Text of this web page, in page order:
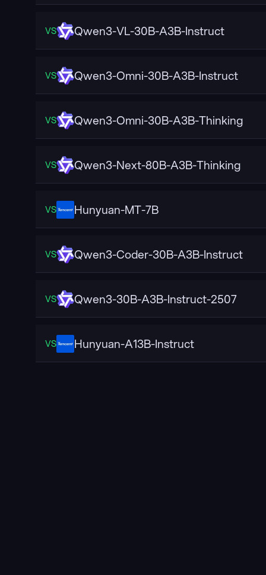
VS Qwen3-VL-30B-A3B-Instruct
VS Qwen3-Omni-30B-A3B-Instruct
VS Qwen3-Omni-30B-A3B-Thinking
VS Qwen3-Next-80B-A3B-Thinking
VS Hunyuan-MT-7B
VS Qwen3-Coder-30B-A3B-Instruct
VS Qwen3-30B-A3B-Instruct-2507
VS Hunyuan-A13B-Instruct